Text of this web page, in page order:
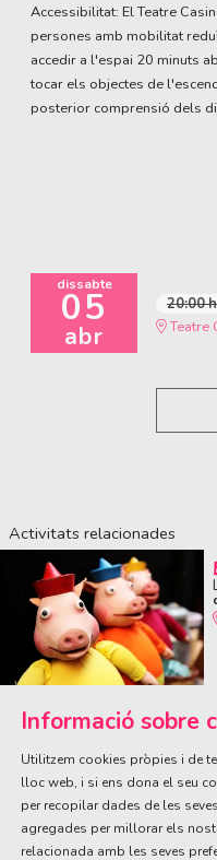
Accessibilitat: El Teatre
persones amb mobilitat
accedir a l'espai 20 minuts
tocar els objectes de
posterior comprensió dels
dissabte
05
abr
20:00 h
Teatre
Activitats relacionades
ÀREA DE CULTURA
Olivareta, 38 · T. 972 83 00
Informació sobre
Utilitzem cookies pròpies i de
lloc web, i si ens dona el seu
per recopilar dades de les
agregades per millorar els
relacionada amb les seves